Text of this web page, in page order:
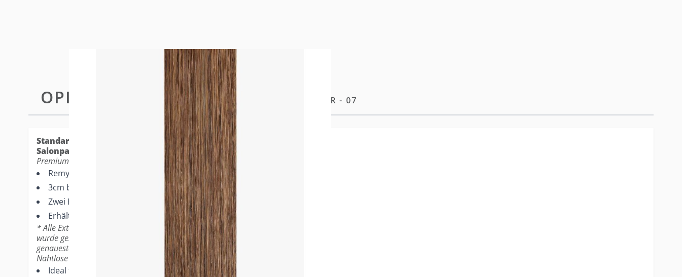
OPIS TAPE-IN EXTENSIONS STANDARD 55CM - 12 BÄNDER - 07
Standard Tape-in Extensions - die beliebteste Methode unserer
Salonpartner.
Premium-Merkmale
Remy Echthaar
3cm breite Tape Extensions
Zwei Bänder bilden eine vollständige Extension
Erhältlich in 12er-Packungen
* Alle Extensions werden mit einer leichten Wellenform geliefert, das gezeigte Haar
wurde gestylt. Bitte beziehen Sie sich auf Ihren professionellen Farbring für die
genaueste Farbrepräsentation.
Nahtlose Ergebnisse
Ideal für dünneres Haar, kleinere Köpfe und Bereiche mit höherer